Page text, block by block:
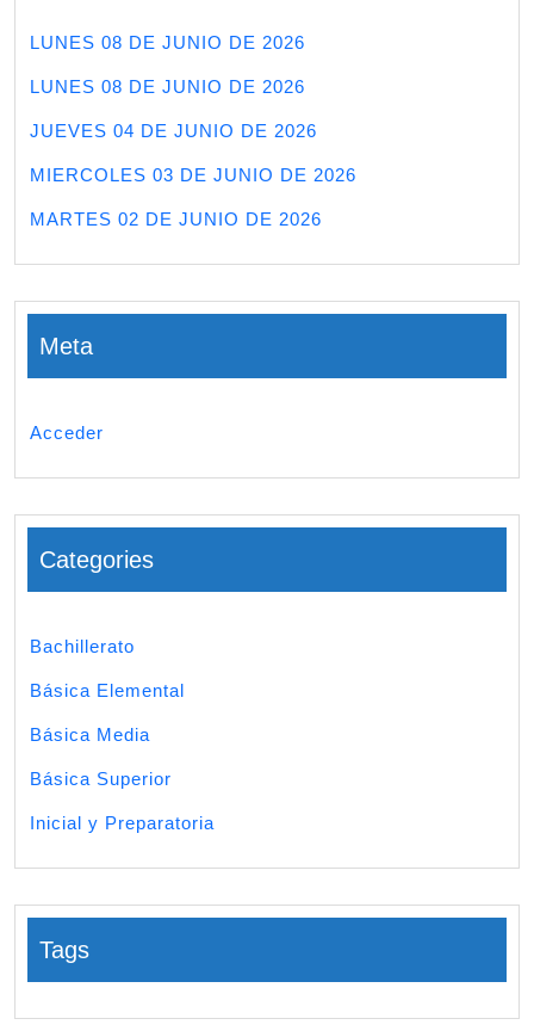
LUNES 08 DE JUNIO DE 2026
LUNES 08 DE JUNIO DE 2026
JUEVES 04 DE JUNIO DE 2026
MIERCOLES 03 DE JUNIO DE 2026
MARTES 02 DE JUNIO DE 2026
Meta
Acceder
Categories
Bachillerato
Básica Elemental
Básica Media
Básica Superior
Inicial y Preparatoria
Tags